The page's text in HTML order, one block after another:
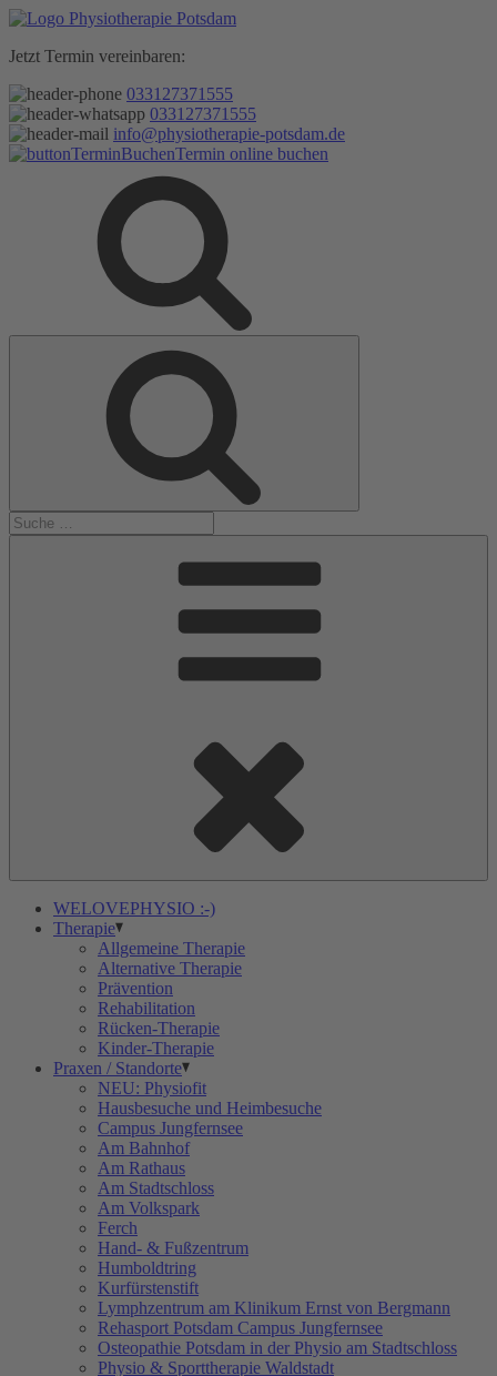
Zum
springen
Jetzt Termin vereinbaren:
033127371555
033127371555
info@physiotherapie-potsdam.de
Termin online buchen
WELOVEPHYSIO :-)
Therapie
Allgemeine Therapie
Alternative Therapie
Prävention
Rehabilitation
Rücken-Therapie
Kinder-Therapie
Praxen / Standorte
NEU: Physiofit
Hausbesuche und Heimbesuche
Campus Jungfernsee
Am Bahnhof
Am Rathaus
Am Stadtschloss
Am Volkspark
Ferch
Hand- & Fußzentrum
Humboldtring
Kurfürstenstift
Lymphzentrum am Klinikum Ernst von Bergmann
Rehasport Potsdam Campus Jungfernsee
Osteopathie Potsdam in der Physio am Stadtschloss
Physio & Sporttherapie Waldstadt